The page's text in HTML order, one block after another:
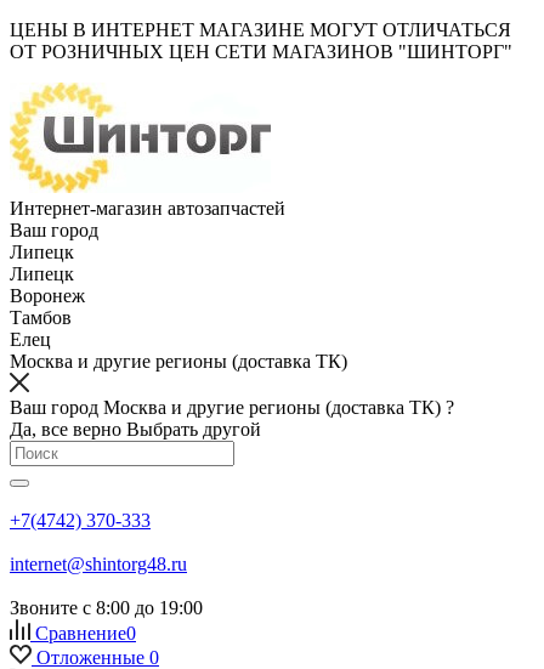
ЦЕНЫ В ИНТЕРНЕТ МАГАЗИНЕ МОГУТ ОТЛИЧАТЬСЯ
ОТ РОЗНИЧНЫХ ЦЕН СЕТИ МАГАЗИНОВ "ШИНТОРГ"
Интернет-магазин автозапчастей
Ваш город
Липецк
Липецк
Воронеж
Тамбов
Елец
Москва и другие регионы (доставка ТК)
Ваш город Москва и другие регионы (доставка ТК) ?
Да, все верно Выбрать другой
+7(4742) 370-333
internet@shintorg48.ru
Звоните с 8:00 до 19:00
Сравнение0
Отложенные 0